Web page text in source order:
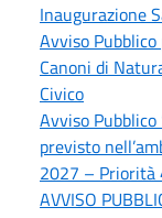
Inaugurazione
Avviso
Canoni di
Civico
Avviso
previsto
2027 – Priorità
AVVISO